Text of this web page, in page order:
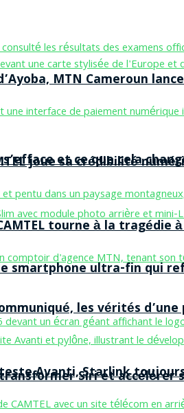
et ce que cela
le smartphone ultra-fin qui
transformer Siri et
MTN Cameroun
joue sa crédibilité
tourne à la tragédie
les vérités
Avanti, Starlink